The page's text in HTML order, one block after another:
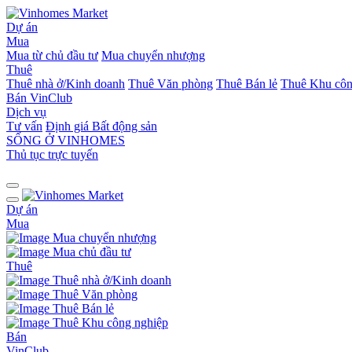
Dự án
Mua
Mua từ chủ đầu tư Mua chuyển nhượng
Thuê
Thuê nhà ở/Kinh doanh Thuê Văn phòng Thuê Bán lẻ Thuê Khu
Bán VinClub
Dịch vụ
Tư vấn Định giá Bất động sản
SỐNG Ở VINHOMES
Thủ tục trực tuyến
Dự án
Mua
Mua chuyển nhượng
Mua chủ đầu tư
Thuê
Thuê nhà ở/Kinh doanh
Thuê Văn phòng
Thuê Bán lẻ
Thuê Khu công nghiệp
Bán